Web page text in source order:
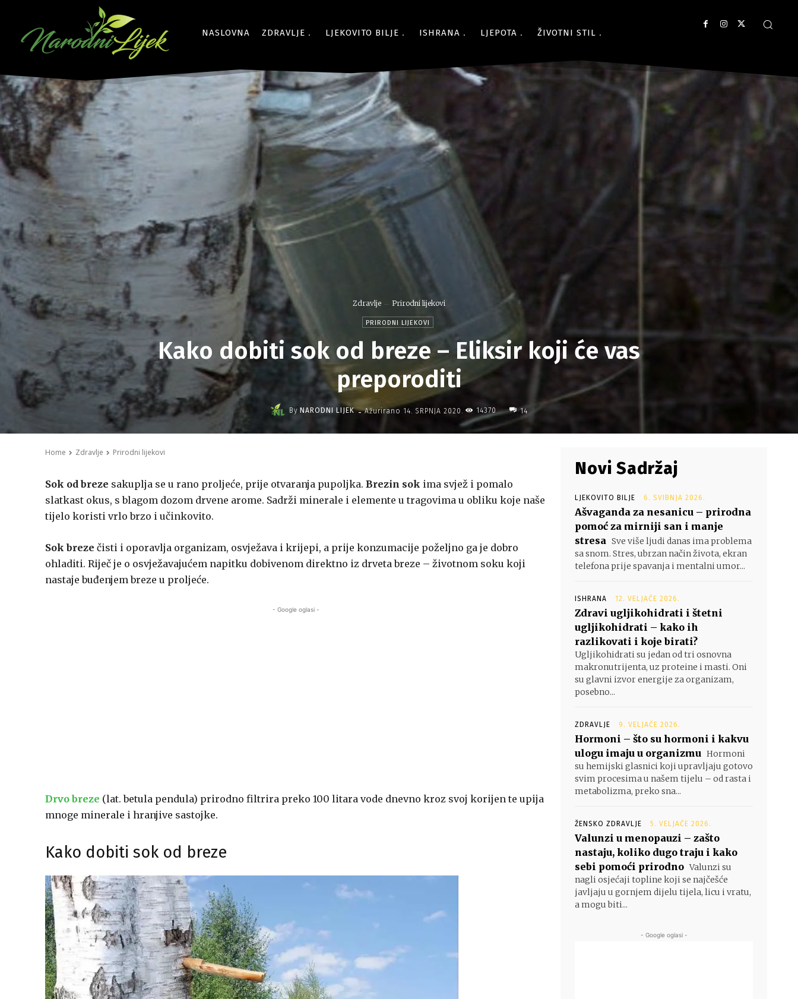
NASLOVNA ZDRAVLJE LJEKOVITO BILJE ISHRANA LJEPOTA ŽIVOTNI STIL
Zdravlje Prirodni lijekovi
PRIRODNI LIJEKOVI
Kako dobiti sok od breze – Eliksir koji će vas
preporoditi
By NARODNI LIJEK - Ažurirano 14. SRPNJA 2020. 14370 14
Home Zdravlje Prirodni lijekovi
Sok od breze sakuplja se u rano proljeće, prije otvaranja pupoljka. Brezin sok ima svjež i pomalo
slatkast okus, s blagom dozom drvene arome. Sadrži minerale i elemente u tragovima u obliku koje naše
tijelo koristi vrlo brzo i učinkovito.
Sok breze čisti i oporavlja organizam, osvježava i krijepi, a prije konzumacije poželjno ga je dobro
ohladiti. Riječ je o osvježavajućem napitku dobivenom direktno iz drveta breze – životnom soku koji
nastaje buđenjem breze u proljeće.
- Google oglasi -
Drvo breze (lat. betula pendula) prirodno filtrira preko 100 litara vode dnevno kroz svoj korijen te upija
mnoge minerale i hranjive sastojke.
Kako dobiti sok od breze
Novi Sadržaj
LJEKOVITO BILJE 6. SVIBNJA 2026.
Ašvaganda za nesanicu – prirodna
pomoć za mirniji san i manje
stresa Sve više ljudi danas ima problema
sa snom. Stres, ubrzan način života, ekran
telefona prije spavanja i mentalni umor...
ISHRANA 12. VELJAČE 2026.
Zdravi ugljikohidrati i štetni
ugljikohidrati – kako ih
razlikovati i koje birati?
Ugljikohidrati su jedan od tri osnovna
makronutrijenta, uz proteine i masti. Oni
su glavni izvor energije za organizam,
posebno...
ZDRAVLJE 9. VELJAČE 2026.
Hormoni – što su hormoni i kakvu
ulogu imaju u organizmu Hormoni
su hemijski glasnici koji upravljaju gotovo
svim procesima u našem tijelu – od rasta i
metabolizma, preko sna...
ŽENSKO ZDRAVLJE 5. VELJAČE 2026.
Valunzi u menopauzi – zašto
nastaju, koliko dugo traju i kako
sebi pomoći prirodno Valunzi su
nagli osjećaji topline koji se najčešće
javljaju u gornjem dijelu tijela, licu i vratu,
a mogu biti...
- Google oglasi -